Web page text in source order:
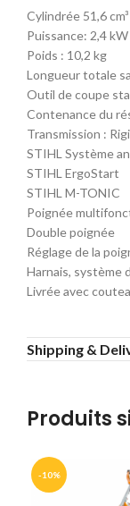
Cylindrée 51,6 cm³
Puissance: 2,4 kW
Poids : 10,2 kg
Longueur totale
Outil de coupe
Contenance du
Transmission :
STIHL Système
STIHL ErgoStart
STIHL M-TONIC
Poignée
Double poignée
Réglage de la
Harnais, système
Livrée avec
Shipping &
Produits
-10%